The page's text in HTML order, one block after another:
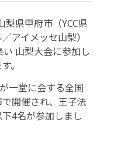
県甲府市（YCC県
アイメッセ山梨）
山梨大会に参加し
。
一堂に会する全国
開催され、王子法
4名が参加しまし